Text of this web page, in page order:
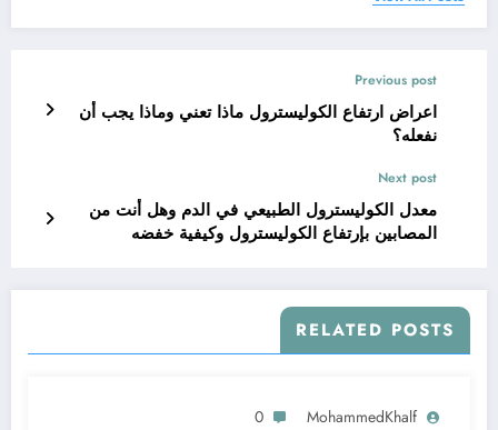
Previous post
اعراض ارتفاع الكوليسترول ماذا تعني وماذا يجب أن
نفعله؟
Next post
معدل الكوليسترول الطبيعي في الدم وهل أنت من
المصابين بإرتفاع الكوليسترول وكيفية خفضه
RELATED POSTS
MohammedKhalf
0